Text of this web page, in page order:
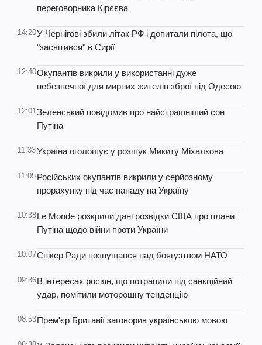
переговорника Кірєєва
14:20У Чернігові збили літак РФ і допитали пілота, що
"засвітився" в Сирії
12:40Окупантів викрили у використанні дуже
небезпечної для мирних жителів зброї під Одесою
12:01Зеленський повідомив про найстрашніший сон
Путіна
11:33Україна оголошує у розшук Микиту Міхалкова
11:05 Російських окупантів викрили у серйозному
прорахунку під час нападу на Україну
10:38Le Monde розкрили дані розвідки США про плани
Путіна щодо війни проти України
10:07Спікер Ради познущався над боягузтвом НАТО
09:36В інтересах росіян, що потрапили під санкційний
удар, помітили моторошну тенденцію
08:53Прем'єр Британії заговорив українською мовою